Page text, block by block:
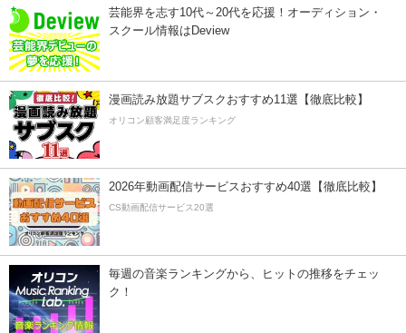
芸能界を志す10代～20代を応援！オーディション・
スクール情報はDeview
漫画読み放題サブスクおすすめ11選【徹底比較】
オリコン顧客満足度ランキング
2026年動画配信サービスおすすめ40選【徹底比較】
CS動画配信サービス20選
毎週の音楽ランキングから、ヒットの推移をチェッ
ク！